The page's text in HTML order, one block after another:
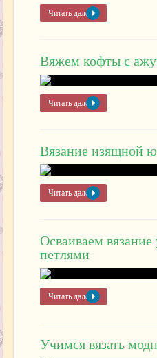
Читать далее »
Вяжем кофты с
Читать далее »
Вязание изящной
Читать далее »
Осваиваем
петлями
Читать далее »
Учимся вязать